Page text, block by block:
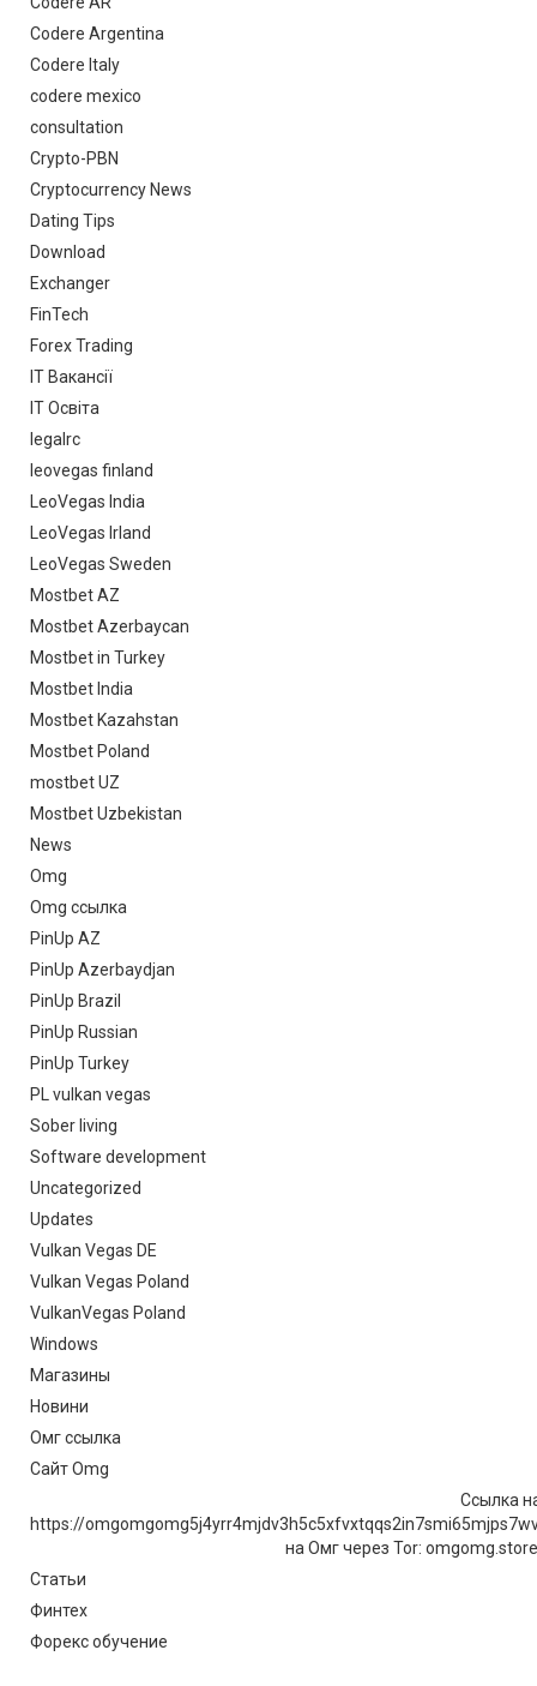
Codere Argentina
Codere Italy
codere mexico
consultation
Crypto-PBN
Cryptocurrency News
Dating Tips
Download
Exchanger
FinTech
Forex Trading
IT Вакансії
IT Освіта
legalrc
leovegas finland
LeoVegas India
LeoVegas Irland
LeoVegas Sweden
Mostbet AZ
Mostbet Azerbaycan
Mostbet in Turkey
Mostbet India
Mostbet Kazahstan
Mostbet Poland
mostbet UZ
Mostbet Uzbekistan
News
Omg
Omg ссылка
PinUp AZ
PinUp Azerbaydjan
PinUp Brazil
PinUp Russian
PinUp Turkey
PL vulkan vegas
Sober living
Software development
Uncategorized
Updates
Vulkan Vegas DE
Vulkan Vegas Poland
VulkanVegas Poland
Windows
Магазины
Новини
Омг ссылка
Сайт Omg
Ссылка
https://
на Омг через Tor:
Статьи
Финтех
Форекс обучение